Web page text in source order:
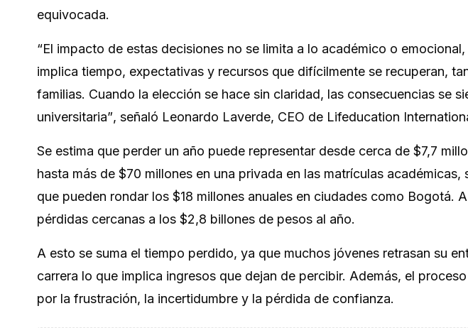
equivocada.
“El impacto de estas decisiones no se limita a lo académico o
implica tiempo, expectativas y recursos que difícilmente se recuperan,
familias. Cuando la elección se hace sin claridad, las consecuencias se
universitaria”, señaló Leonardo Laverde, CEO de Lifeducation
Se estima que perder un año puede representar desde cerca de $7,7
hasta más de $70 millones en una privada en las matrículas
que pueden rondar los $18 millones anuales en ciudades como Bogotá.
pérdidas cercanas a los $2,8 billones de pesos al año.
A esto se suma el tiempo perdido, ya que muchos jóvenes retrasan su
carrera lo que implica ingresos que dejan de percibir. Además, el
por la frustración, la incertidumbre y la pérdida de confianza.